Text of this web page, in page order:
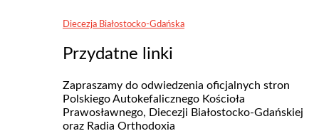
Diecezja Białostocko-Gdańska
Przydatne linki
Zapraszamy do odwiedzenia oficjalnych stron
Polskiego Autokefalicznego Kościoła
Prawosławnego, Diecezji Białostocko-Gdańskiej
oraz Radia Orthodoxia